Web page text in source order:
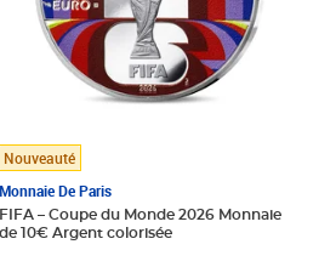
Nouveauté
Monnaie De Paris
FIFA – Coupe du Monde 2026 Monnaie
de 10€ Argent colorisée